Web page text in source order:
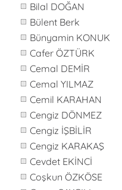
Bilal DOĞAN
Bülent Berk
Bünyamin KONUK
Cafer ÖZTÜRK
Cemal DEMİR
Cemal YILMAZ
Cemil KARAHAN
Cengiz DÖNMEZ
Cengiz İŞBİLİR
Cengiz KARAKAŞ
Cevdet EKİNCİ
Coşkun ÖZKÖSE